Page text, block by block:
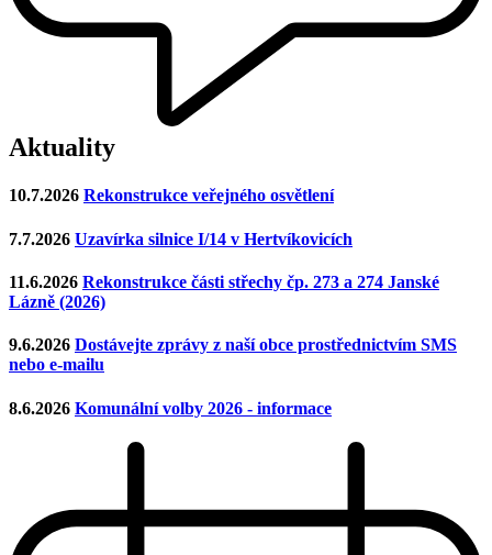
Aktuality
10.7.2026 Rekonstrukce veřejného osvětlení
7.7.2026 Uzavírka silnice I/14 v Hertvíkovicích
11.6.2026 Rekonstrukce části střechy čp. 273 a 274 Janské
Lázně (2026)
9.6.2026 Dostávejte zprávy z naší obce prostřednictvím SMS
nebo e-mailu
8.6.2026 Komunální volby 2026 - informace